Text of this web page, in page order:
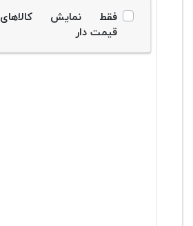
فقط نمایش کالاهای
قیمت دار